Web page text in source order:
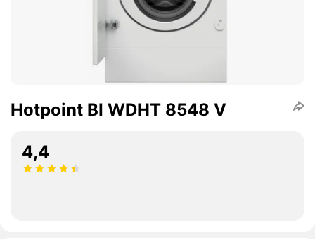
Hotpoint BI WDHT 8548 V
4,4